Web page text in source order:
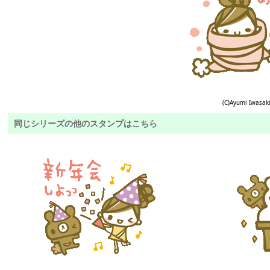
(C)Ayumi Iwasaki
同じシリーズの他のスタンプはこちら